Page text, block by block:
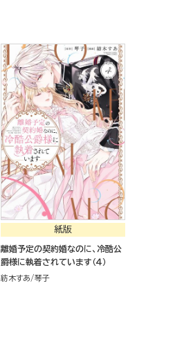
紙版
離婚予定の契約婚なのに、冷酷公
爵様に執着されています（４）
紡木すあ 琴子